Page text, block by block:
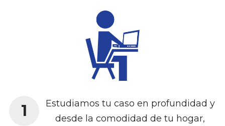
1
Estudiamos tu caso en profundidad y
desde la comodidad de tu hogar,